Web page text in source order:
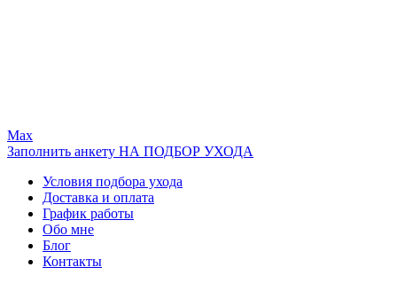
Max
Заполнить анкету НА ПОДБОР УХОДА
Условия подбора ухода
Доставка и оплата
График работы
Обо мне
Блог
Контакты